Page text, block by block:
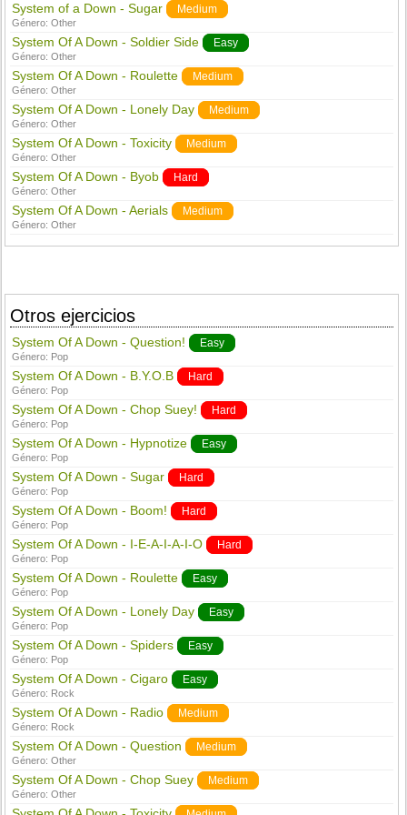
System of a Down - Sugar Medium
Género:Other
System Of A Down - Soldier Side Easy
Género:Other
System Of A Down - Roulette Medium
Género:Other
System Of A Down - Lonely Day Medium
Género:Other
System Of A Down - Toxicity Medium
Género:Other
System Of A Down - Byob Hard
Género:Other
System Of A Down - Aerials Medium
Género:Other
Otros ejercicios
System Of A Down - Question! Easy
Género: Pop
System Of A Down - B.Y.O.B Hard
Género: Pop
System Of A Down - Chop Suey! Hard
Género: Pop
System Of A Down - Hypnotize Easy
Género: Pop
System Of A Down - Sugar Hard
Género: Pop
System Of A Down - Boom! Hard
Género: Pop
System Of A Down - I-E-A-I-A-I-O Hard
Género: Pop
System Of A Down - Roulette Easy
Género: Pop
System Of A Down - Lonely Day Easy
Género: Pop
System Of A Down - Spiders Easy
Género: Pop
System Of A Down - Cigaro Easy
Género: Rock
System Of A Down - Radio Medium
Género: Rock
System Of A Down - Question Medium
Género:Other
System Of A Down - Chop Suey Medium
Género:Other